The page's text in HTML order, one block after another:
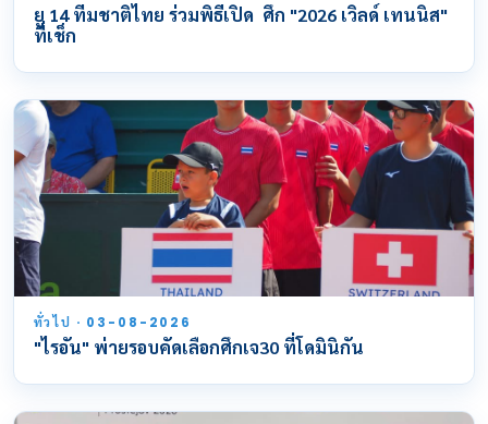
ยู 14 ทีมชาติไทย ร่วมพิธีเปิด ศึก "2026 เวิลด์ เทนนิส"
ที่เช็ก
ทั่วไป · 03-08-2026
"ไรอัน" พ่ายรอบคัดเลือกศึกเจ30 ที่โดมินิกัน